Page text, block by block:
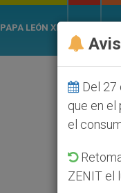
PAPA LEÓN XIV
Del 27
que en
el
ZENIT el